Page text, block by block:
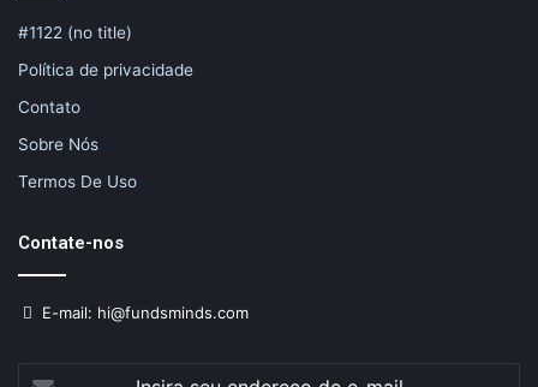
#1122 (no title)
Política de privacidade
Contato
Sobre Nós
Termos De Uso
Contate-nos
E-mail: hi@fundsminds.com
Insira